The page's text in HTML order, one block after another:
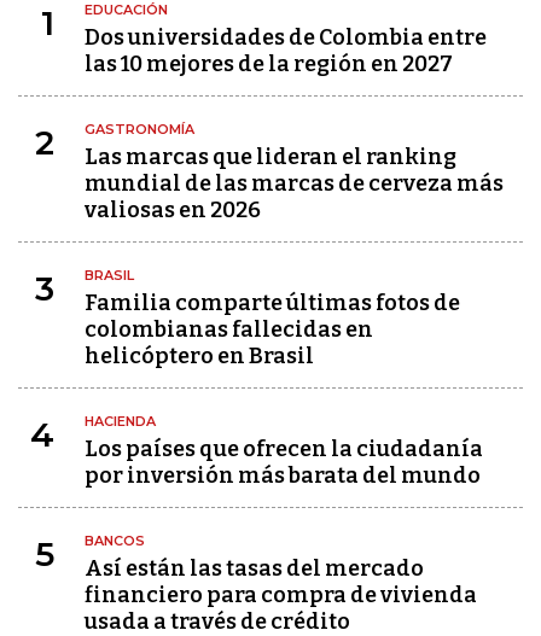
1 EDUCACIÓN
Dos universidades de Colombia entre
las 10 mejores de la región en 2027
2 GASTRONOMÍA
Las marcas que lideran el ranking
mundial de las marcas de cerveza más
valiosas en 2026
3 BRASIL
Familia comparte últimas fotos de
colombianas fallecidas en
helicóptero en Brasil
4 HACIENDA
Los países que ofrecen la ciudadanía
por inversión más barata del mundo
5 BANCOS
Así están las tasas del mercado
financiero para compra de vivienda
usada a través de crédito